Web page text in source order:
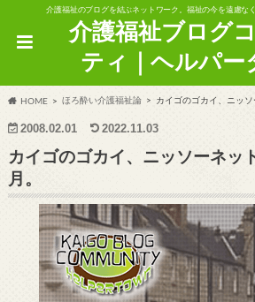
介護福祉のブログを結ぶネットワーク。福祉の今を遠慮な
介護福祉ブログ
ティ｜ヘルパー
HOME ほろ酔い介護福祉論 カイゴのゴカイ、ニッソ
2008.02.01 2022.11.03
カイゴのゴカイ、ニッソーネッ
月。